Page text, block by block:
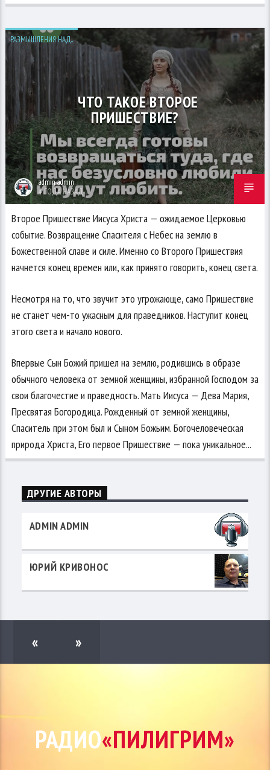
РАЗМЫШЛЕНИЯ НАД...
ЧТО ТАКОЕ ВТОРОЕ
ПРИШЕСТВИЕ?
admin admin
4 ГОДА НАЗАД
Второе Пришествие Иисуса Христа — ожидаемое Церковью
событие. Возвращение Спасителя с Небес на землю в
Божественной славе и силе. Именно со Второго Пришествия
начнется конец времен или, как принято говорить, конец света.
Несмотря на то, что звучит это угрожающе, само Пришествие
не станет чем-то ужасным для праведников. Наступит конец
этого света и начало нового.
Впервые Сын Божий пришел на землю, родившись в образе
обычного человека от земной женщины, избранной Господом за
свои благочестие и праведность. Мать Иисуса — Дева Мария,
Пресвятая Богородица. Рожденный от земной женщины,
Спаситель при этом был и Сыном Божьим. Богочеловеческая
природа Христа, Его первое Пришествие — пока уникальное...
ДРУГИЕ АВТОРЫ
ADMIN ADMIN
ЮРИЙ КРИВОНОС
« »
РАДИО«ПИЛИГРИМ»